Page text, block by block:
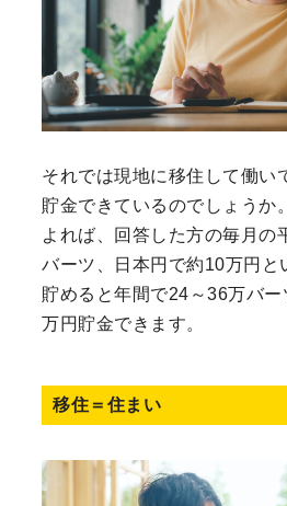
それでは現地に移住して働い
貯金できているのでしょうか
よれば、回答した方の毎月の
バーツ、日本円で約10万円と
貯めると年間で24～36万バ
万円貯金できます。
移住＝住まい